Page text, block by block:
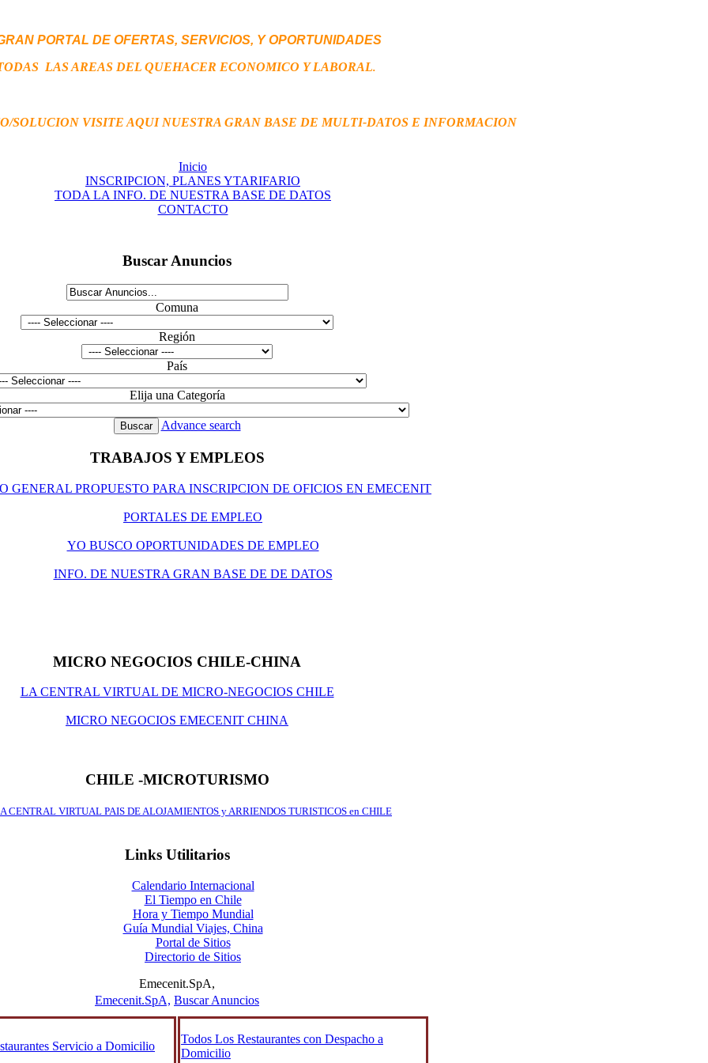
PORTAL DE OFERTAS, SERVICIOS, Y OPORTUNIDADES
LAS AREAS DEL QUEHACER ECONOMICO Y LABORAL.
SOLUCION VISITE AQUI NUESTRA GRAN BASE DE MULTI-DATOS E INFORMACION
Inicio
INSCRIPCION, PLANES YTARIFARIO
TODA LA INFO. DE NUESTRA BASE DE DATOS
CONTACTO
Buscar Anuncios
Comuna
Región
País
Elija una Categoría
Advance search
TRABAJOS Y EMPLEOS
GENERAL PROPUESTO PARA INSCRIPCION DE OFICIOS EN EMECENIT
PORTALES DE EMPLEO
YO BUSCO OPORTUNIDADES DE EMPLEO
INFO. DE NUESTRA GRAN BASE DE DE DATOS
MICRO NEGOCIOS CHILE-CHINA
LA CENTRAL VIRTUAL DE MICRO-NEGOCIOS CHILE
MICRO NEGOCIOS EMECENIT CHINA
CHILE -MICROTURISMO
CENTRAL VIRTUAL PAIS DE ALOJAMIENTOS y ARRIENDOS TURISTICOS en CHILE
Links Utilitarios
Calendario Internacional
El Tiempo en Chile
Hora y Tiempo Mundial
Guía Mundial Viajes, China
Portal de Sitios
Directorio de Sitios
Emecenit.SpA,
Emecenit.SpA, Buscar Anuncios
Servicio a Domicilio
Todos Los Restaurantes con Despacho a
Domicilio